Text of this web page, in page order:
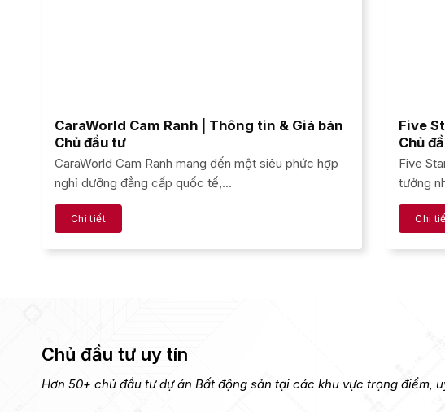
CaraWorld Cam Ranh | Thông tin & Giá bán
Chủ đầu tư
CaraWorld Cam Ranh mang đến một siêu phức hợp
nghỉ dưỡng đẳng cấp quốc tế,...
Chi tiết
Five
Chủ
Five
tưởng
Chi
Chủ đầu tư uy tín
Hơn 50+ chủ đầu tư dự án Bất động sản tại các khu vực trọng điểm,